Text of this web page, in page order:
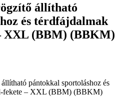
állítható
és térdfájdalmak
XXL (BBM) (BBKM)
pántokkal sportoláshoz és
fekete – XXL (BBM) (BBKM)